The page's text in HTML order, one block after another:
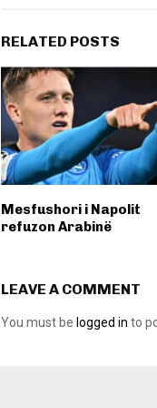
RELATED POSTS
Mesfushori i Napolit
refuzon Arabinë
LEAVE A COMMENT
You must be logged in to